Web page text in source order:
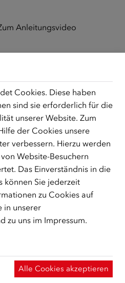
Anleitungsvideo
(ÖIF) ist ein Fonds der
subsidiär
sowie Zuwander/innen als
in Österreich
(ÖIF)
Cookies. Diese haben
sind sie erforderlich für die
unserer Website. Zum
der Cookies unsere
verbessern. Hierzu werden
Website-Besuchern
Das Einverständnis in die
können Sie jederzeit
zu Cookies auf
in unserer
zu uns im Impressum.
Alle Cookies akzeptieren